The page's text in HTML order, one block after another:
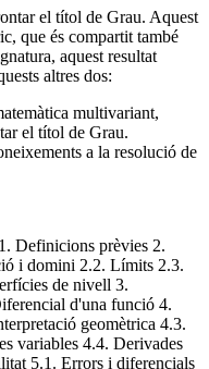
el títol de Grau. Aquest
que és compartit també
aquest resultat
altres dos:
multivariant,
el títol de Grau.
a la resolució de
Definicions prèvies 2.
i domini 2.2. Límits 2.3.
de nivell 3.
d'una funció 4.
geomètrica 4.3.
variables 4.4. Derivades
5.1. Errors i diferencials